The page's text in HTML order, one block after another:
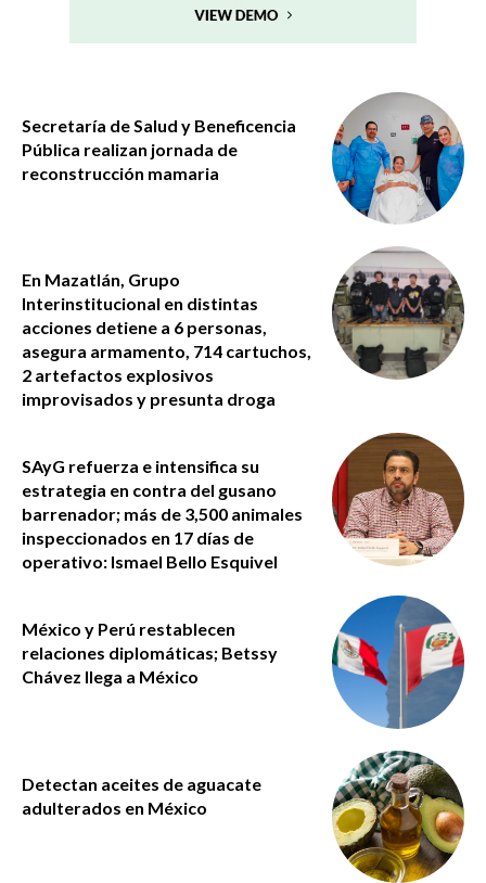
Secretaría de Salud y Beneficencia
Pública realizan jornada de
reconstrucción mamaria
En Mazatlán, Grupo
Interinstitucional en distintas
acciones detiene a 6 personas,
asegura armamento, 714 cartuchos,
2 artefactos explosivos
improvisados y presunta droga
SAyG refuerza e intensifica su
estrategia en contra del gusano
barrenador; más de 3,500 animales
inspeccionados en 17 días de
operativo: Ismael Bello Esquivel
México y Perú restablecen
relaciones diplomáticas; Betssy
Chávez llega a México
Detectan aceites de aguacate
adulterados en México